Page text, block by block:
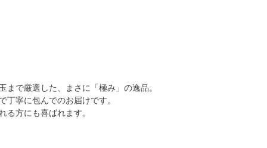
で厳選した、まさに「極み」の逸品。
寧に包んでのお届けです。
方にも喜ばれます。